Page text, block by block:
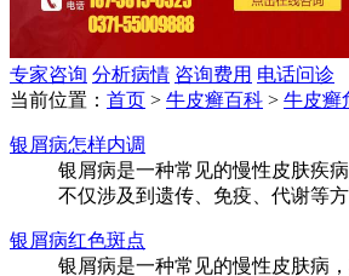
专家咨询 分析病情 咨询费用 电话问诊
当前位置： 首页 > 牛皮癣百科 > 牛皮癣
银屑病怎样内调
银屑病是一种常见的慢性皮肤疾
不仅涉及到遗传、免疫、代谢等
银屑病红色斑点
银屑病是一种常见的慢性皮肤病